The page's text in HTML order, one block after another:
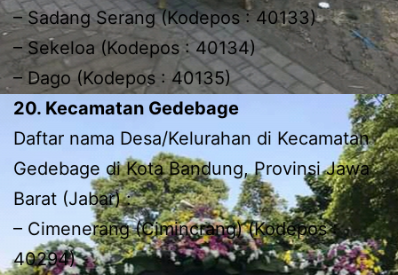
– Sadang Serang (Kodepos : 40133)
– Sekeloa (Kodepos : 40134)
– Dago (Kodepos : 40135)
20. Kecamatan Gedebage
Daftar nama Desa/Kelurahan di Kecamatan
Gedebage di Kota Bandung, Provinsi Jawa
Barat (Jabar) :
– Cimenerang (Cimincrang) (Kodepos :
40294)